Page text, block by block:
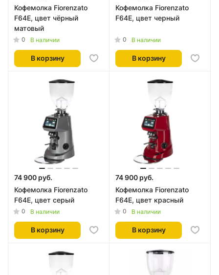
Кофемолка Fiorenzato
F64E, цвет чёрный
матовый
0 В наличии
В корзину
Кофемолка Fiorenzato
F64E, цвет черный
0 В наличии
В корзину
74 900 руб.
Кофемолка Fiorenzato
F64E, цвет серый
0 В наличии
В корзину
74 900 руб.
Кофемолка Fiorenzato
F64E, цвет красный
0 В наличии
В корзину